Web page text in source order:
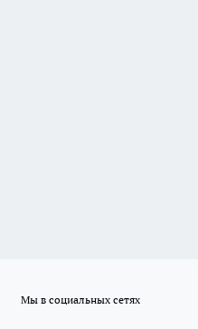
Мы в социальных сетях